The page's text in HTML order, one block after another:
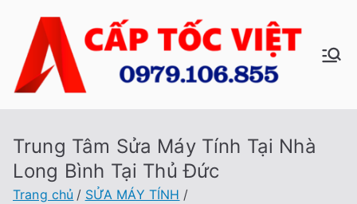
dung
C
Tố
Sửa
Nhà
Trung Tâm Sửa Máy Tính Tại Nhà
Long Bình Tại Thủ Đức
Trang chủ
SỬA MÁY TÍNH